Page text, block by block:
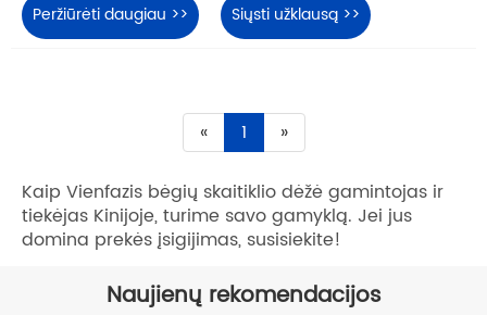
Peržiūrėti daugiau >> Siųsti užklausą >>
« 1 »
Kaip Vienfazis bėgių skaitiklio dėžė gamintojas ir
tiekėjas Kinijoje, turime savo gamyklą. Jei jus
domina prekės įsigijimas, susisiekite!
Naujienų rekomendacijos